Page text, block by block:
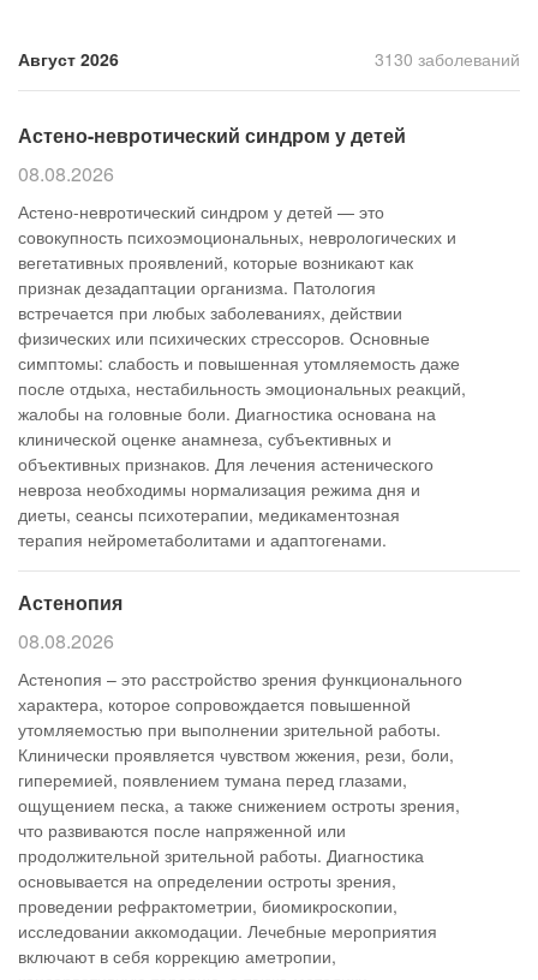
Август 2026 3130 заболеваний
Астено-невротический синдром у детей
08.08.2026
Астено-невротический синдром у детей — это
совокупность психоэмоциональных, неврологических и
вегетативных проявлений, которые возникают как
признак дезадаптации организма. Патология
встречается при любых заболеваниях, действии
физических или психических стрессоров. Основные
симптомы: слабость и повышенная утомляемость даже
после отдыха, нестабильность эмоциональных реакций,
жалобы на головные боли. Диагностика основана на
клинической оценке анамнеза, субъективных и
объективных признаков. Для лечения астенического
невроза необходимы нормализация режима дня и
диеты, сеансы психотерапии, медикаментозная
терапия нейрометаболитами и адаптогенами.
Астенопия
08.08.2026
Астенопия – это расстройство зрения функционального
характера, которое сопровождается повышенной
утомляемостью при выполнении зрительной работы.
Клинически проявляется чувством жжения, рези, боли,
гиперемией, появлением тумана перед глазами,
ощущением песка, а также снижением остроты зрения,
что развиваются после напряженной или
продолжительной зрительной работы. Диагностика
основывается на определении остроты зрения,
проведении рефрактометрии, биомикроскопии,
исследовании аккомодации. Лечебные мероприятия
включают в себя коррекцию аметропии,